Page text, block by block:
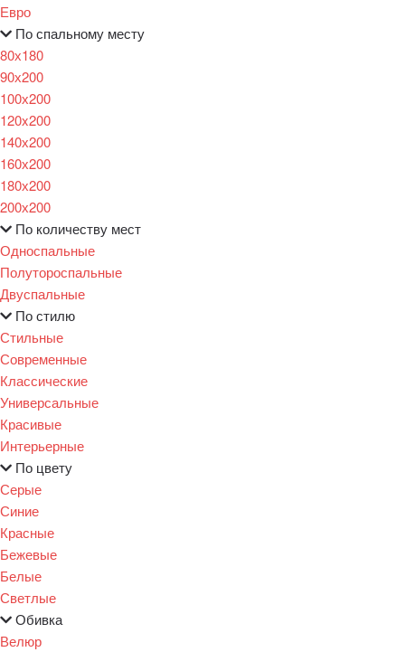
Евро
По спальному месту
80х180
90х200
100х200
120x200
140х200
160х200
180х200
200х200
По количеству мест
Односпальные
Полутороспальные
Двуспальные
По стилю
Стильные
Современные
Классические
Универсальные
Красивые
Интерьерные
По цвету
Серые
Синие
Красные
Бежевые
Белые
Светлые
Обивка
Велюр